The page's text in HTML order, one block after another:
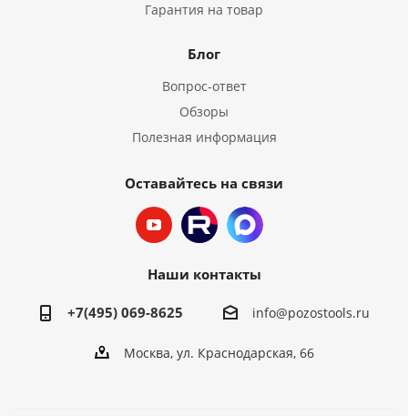
Гарантия на товар
Блог
Вопрос-ответ
Обзоры
Полезная информация
Оставайтесь на связи
Наши контакты
+7(495) 069-8625 info@pozostools.ru
Москва, ул. Краснодарская, 66